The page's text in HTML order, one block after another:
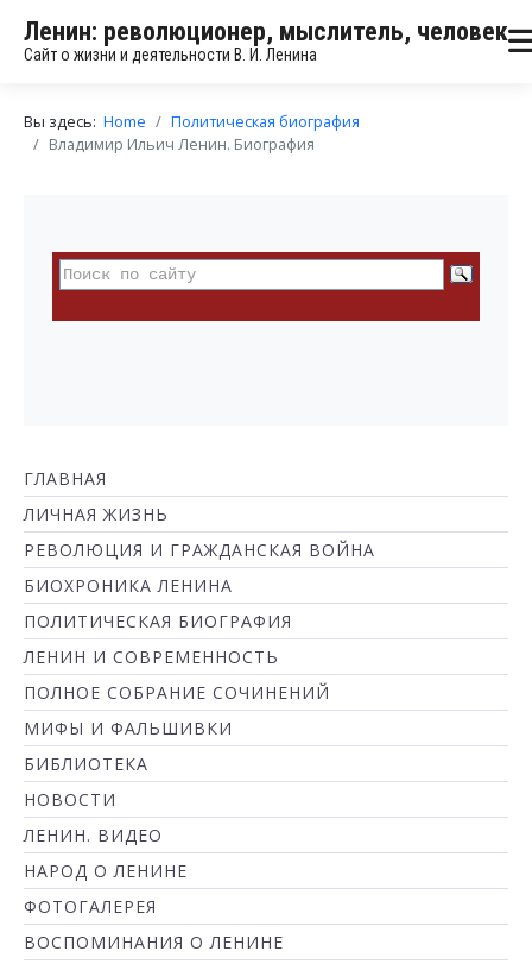
Ленин: революционер, мыслитель, человек
Сайт о жизни и деятельности В. И. Ленина
Вы здесь: Home
Политическая биография
Владимир Ильич Ленин. Биография
ГЛАВНАЯ
ЛИЧНАЯ ЖИЗНЬ
РЕВОЛЮЦИЯ И ГРАЖДАНСКАЯ ВОЙНА
БИОХРОНИКА ЛЕНИНА
ПОЛИТИЧЕСКАЯ БИОГРАФИЯ
ЛЕНИН И СОВРЕМЕННОСТЬ
ПОЛНОЕ СОБРАНИЕ СОЧИНЕНИЙ
МИФЫ И ФАЛЬШИВКИ
БИБЛИОТЕКА
НОВОСТИ
ЛЕНИН. ВИДЕО
НАРОД О ЛЕНИНЕ
ФОТОГАЛЕРЕЯ
ВОСПОМИНАНИЯ О ЛЕНИНЕ